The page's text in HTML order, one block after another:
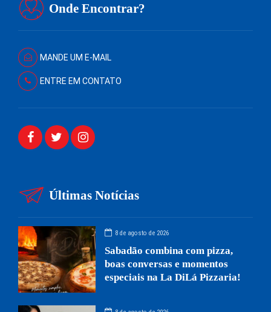
Onde Encontrar?
MANDE UM E-MAIL
ENTRE EM CONTATO
Últimas Notícias
8 de agosto de 2026
Sabadão combina com pizza,
boas conversas e momentos
especiais na La DiLá Pizzaria!